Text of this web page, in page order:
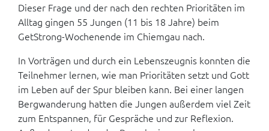
Dieser Frage und der nach den rechten Prioritäten im
Alltag gingen 55 Jungen (11 bis 18 Jahre) beim
GetStrong-Wochenende im Chiemgau nach.
In Vorträgen und durch ein Lebenszeugnis konnten die
Teilnehmer lernen, wie man Prioritäten setzt und Gott
im Leben auf der Spur bleiben kann. Bei einer langen
Bergwanderung hatten die Jungen außerdem viel Zeit
zum Entspannen, für Gespräche und zur Reflexion.